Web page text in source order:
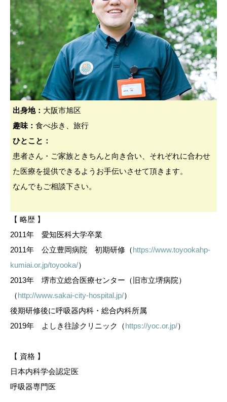
出身地： 大阪市旭区
趣味： 食べ歩き、旅行
ひとこと：
患者さん・ご家族ときちんと向き合い、それぞれに合わせ
た医療を提供できるようお手伝いさせて頂きます。
なんでもご相談下さい。
【 略歴 】
2011年 愛知医科大学卒業
2011年 公立豊岡病院 初期研修（ https://www.toyookahp-
kumiai.or.jp/toyooka/）
2013年 堺市立総合医療センター（旧市立堺病院）
（ http://www.sakai-city-hospital.jp/）
後期研修後に呼吸器内科・総合内科所属
2019年 よしき往診クリニック（ https://yoc.or.jp/）
【 資格 】
日本内科学会認定医
呼吸器専門医